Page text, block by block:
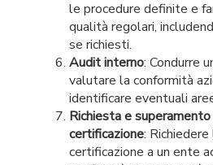
le procedure definite e
qualità regolari,
se richiesti.
Audit interno: Condurre
valutare la conformità
identificare eventuali
Richiesta e
certificazione:
certificazione a un ente